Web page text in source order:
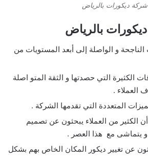
شركة ديكورات بالرياض
بالرياض
و الواصلة إلى أبعد المستويات من
الكثيرة التي حصدتها و الثقة المتو اصلة
العملاء .
المتعددة التي تقدمها الشركة .
الكثير من العملاء يبحثون عن تصميم
يتماشى مع هذا العصر .
عن تغيير ديكور المكان الخاص بهم بشكل